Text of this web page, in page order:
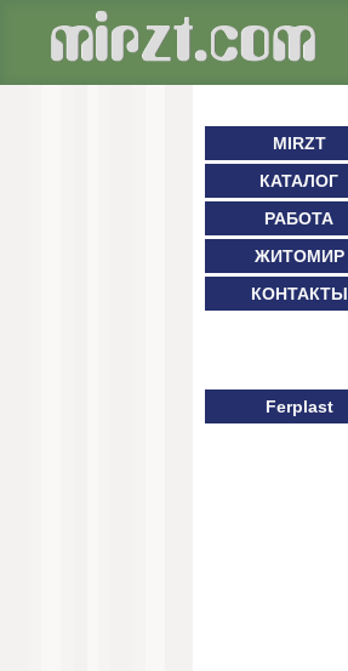
MIRZT
КАТАЛОГ
РАБОТА
ЖИТОМИР
КОНТАКТЫ
Ferplast